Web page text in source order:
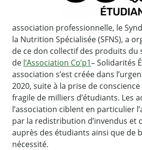
association professionnelle, le
la Nutrition Spécialisée (SFNS), a
de ce don collectif des produits du
de l’Association Co’p1– Solidarités
association s’est créée dans
2020, suite à la prise de
fragile de milliers d’étudiants. Les
l’association ciblent en particulier
par la redistribution d’invendus et
auprès des étudiants ainsi que de
nécessité.